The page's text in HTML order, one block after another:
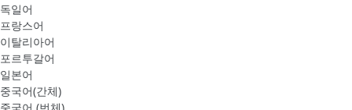
독일어
프랑스어
이탈리아어
포르투갈어
일본어
중국어(간체)